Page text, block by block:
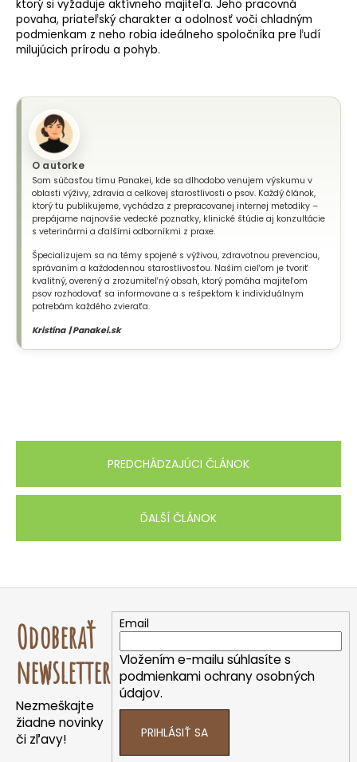
ktorý si vyžaduje aktívneho majiteľa. Jeho pracovná
povaha, priateľský charakter a odolnosť voči chladným
podmienkam z neho robia ideálneho spoločníka pre ľudí
milujúcich prírodu a pohyb.
O autorke
Som súčasťou tímu Panakei, kde sa dlhodobo venujem výskumu v
oblasti výživy, zdravia a celkovej starostlivosti o psov. Každý článok,
ktorý tu publikujeme, vychádza z prepracovanej internej metodiky –
prepájame najnovšie vedecké poznatky, klinické štúdie aj konzultácie
s veterinármi a ďalšími odborníkmi z praxe.
Špecializujem sa na témy spojené s výživou, zdravotnou prevenciou,
správaním a každodennou starostlivosťou. Naším cieľom je tvoriť
kvalitný, overený a zrozumiteľný obsah, ktorý pomáha majiteľom
psov rozhodovať sa informovane a s rešpektom k individuálnym
potrebám každého zvieraťa.
Kristína | Panakei.sk
PREDCHÁDZAJÚCI ČLÁNOK
ĎALŠÍ ČLÁNOK
Z
Odoberať
newsletter
Nezmeškajte
žiadne novinky
či zľavy!
Email
Vložením e-mailu súhlasíte s
podmienkami ochrany osobných
údajov.
PRIHLÁSIŤ SA